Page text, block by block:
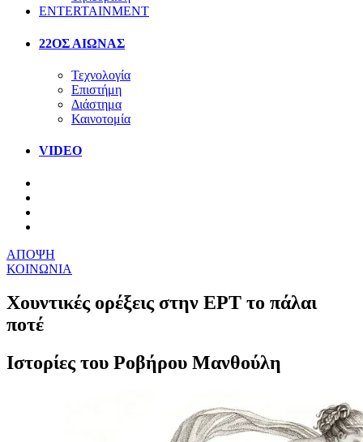
ENTERTAINMENT
22ΟΣ ΑΙΩΝΑΣ
Τεχνολογία
Επιστήμη
Διάστημα
Καινοτομία
VIDEO
ΑΠΟΨΗ
ΚΟΙΝΩΝΙΑ
Χουντικές ορέξεις στην ΕΡΤ το πάλαι
ποτέ
Ιστορίες του Ροβήρου Μανθούλη